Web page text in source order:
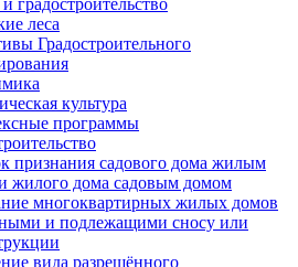
градостроительство
леса
Градостроительного
культура
программы
признания садового дома жилым
жилого дома садовым домом
многоквартирных жилых домов
и подлежащими сносу или
вида разрешённого